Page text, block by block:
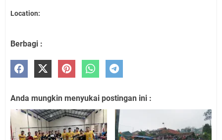
Location:
Berbagi :
Anda mungkin menyukai postingan ini :